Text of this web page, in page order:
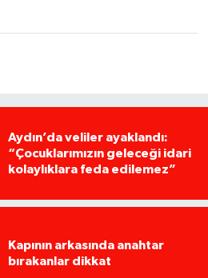
Aydın’da veliler ayaklandı:
“Çocuklarımızın geleceği idari
kolaylıklara feda edilemez”
Kapının arkasında anahtar
bırakanlar dikkat